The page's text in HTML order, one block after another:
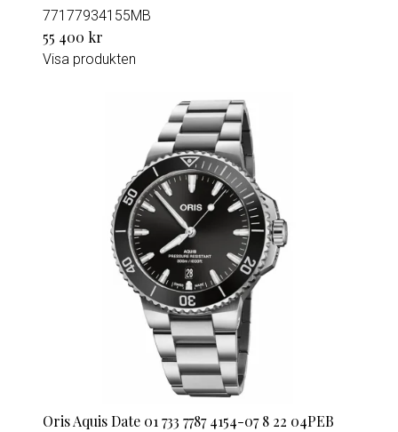
77177934155MB
55 400 kr
Visa produkten
Oris Aquis Date 01 733 7787 4154-07 8 22 04PEB